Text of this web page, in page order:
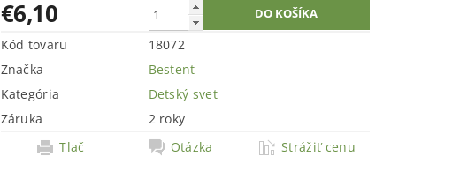
€6,10
Kód tovaru
18072
Značka
Bestent
Kategória
Detský svet
Záruka
2 roky
Tlač
Otázka Strážiť cenu